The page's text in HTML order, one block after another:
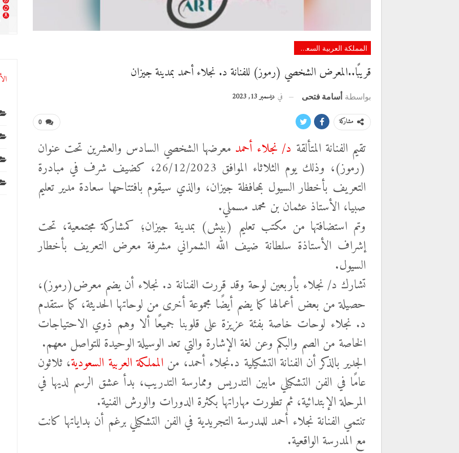
المملكة العربية السعودية
قريبًا..المعرض الشخصي (رموز) للفنانة د. نجلاء أحمد بمدينة جيزان
بواسطة أسامة فتحى في ديسمبر 13, 2023
0 مشاركة
تقيم الفنانة المتألقة د/ نجلاء أحمد معرضها الشخصي السادس والعشرين تحت عنوان
(رموز)، وذلك يوم الثلاثاء الموافق 26/12/2023، كضيف شرف في مبادرة
التعريف بأخطار السيول بمحافظة جيزان، والذي سيقوم بافتتاحها سعادة مدير تعليم
صبيا، الأستاذ عثمان بن محمد مسملي.
وتم استضافتها من مكتب تعليم (بيش) بمدينة جيزان؛ كمشاركة مجتمعية، تحت
إشراف الأستاذة سلطانة ضيف الله الشمراني مشرفة معرض التعريف بأخطار
السيول.
تشارك د/ نجلاء بأربعين لوحة وقد قررت الفنانة د. نجلاء أن يضم معرض(رموز)،
حصيلة من بعض أعمالها كما يضم أيضًا مجموعة أخرى من لوحاتها الحديثة، كما ستقدم
د. نجلاء لوحات خاصة بفئة عزيزة على قلوبنا جميعًا ألا وهم ذوي الاحتياجات
الخاصة من الصم والبكم وعن لغة الإشارة والتي تعد الوسيلة الوحيدة للتواصل معهم.
الجدير بالذكر أن الفنانة التشكيلية د.نجلاء أحمد، من المملكة العربية السعودية، ثلاثون
عامًا في الفن التشكيلي مابين التدريس وممارسة التدريب، بدأ عشق الرسم لديها في
المرحلة الإبتدائية، ثم تطورت مهاراتها بكثرة الدورات والورش الفنية.
تنتمي الفنانة نجلاء أحمد للمدرسة التجريدية في الفن التشكيلي برغم أن بداياتها كانت
مع المدرسة الواقعية.